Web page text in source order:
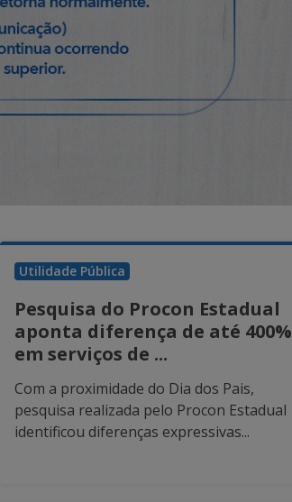
Utilidade Pública
Pesquisa do Procon Estadual
aponta diferença de até 400%
em serviços de ...
Com a proximidade do Dia dos Pais,
pesquisa realizada pelo Procon Estadual
identificou diferenças expressivas...